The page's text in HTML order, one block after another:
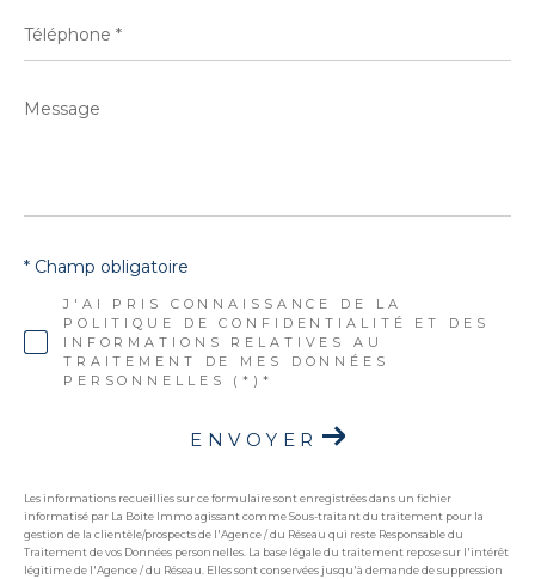
*
Message
*
J'AI PRIS CONNAISSANCE DE LA
POLITIQUE DE CONFIDENTIALITÉ ET DES
INFORMATIONS RELATIVES AU
TRAITEMENT DE MES DONNÉES
PERSONNELLES (*)*
* Champ obligatoire
ENVOYER
Les informations recueillies sur ce formulaire sont enregistrées dans un fichier
informatisé par La Boite Immo agissant comme Sous-traitant du traitement pour la
gestion de la clientèle/prospects de l'Agence / du Réseau qui reste Responsable du
Traitement de vos Données personnelles. La base légale du traitement repose sur l'intérêt
légitime de l'Agence / du Réseau. Elles sont conservées jusqu'à demande de suppression